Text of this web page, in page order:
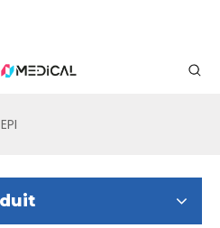
EPI